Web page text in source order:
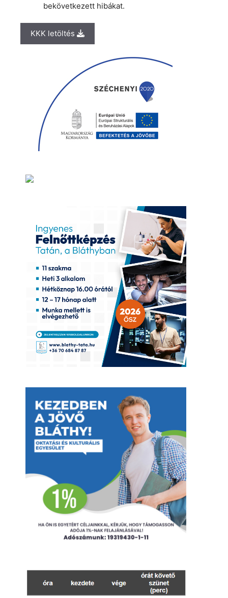
bekövetkezett hibákat.
KKK letöltés